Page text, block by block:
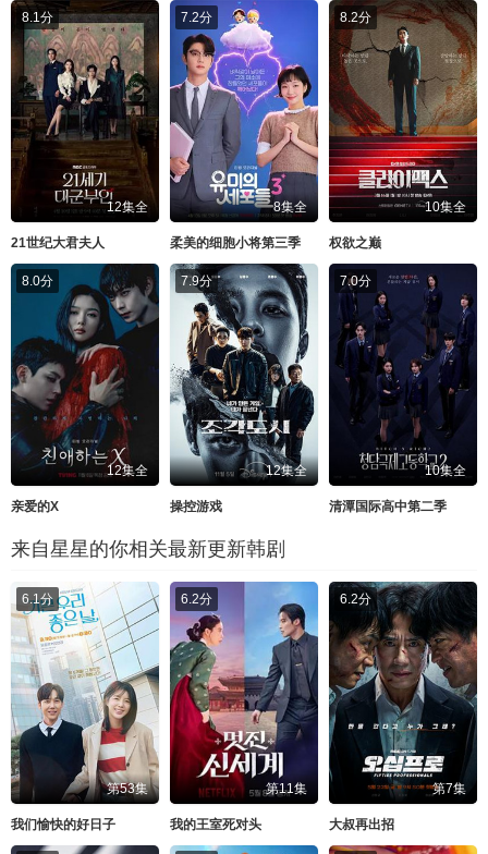
8.1分
12集全
21世纪大君夫人
7.2分
8集全
柔美的细胞小将第三季
8.2分
10集全
权欲之巅
8.0分
12集全
亲爱的X
7.9分
12集全
操控游戏
7.0分
10集全
清潭国际高中第二季
来自星星的你相关最新更新韩剧
6.1分
第53集
我们愉快的好日子
6.2分
第11集
我的王室死对头
6.2分
第7集
大叔再出招